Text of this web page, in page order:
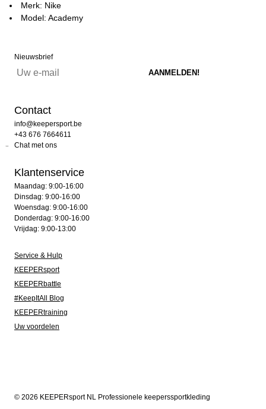
Merk: Nike
Model: Academy
Nieuwsbrief
Contact
info@keepersport.be
+43 676 7664611
Chat met ons
Klantenservice
Maandag: 9:00-16:00
Dinsdag: 9:00-16:00
Woensdag: 9:00-16:00
Donderdag: 9:00-16:00
Vrijdag: 9:00-13:00
Service & Hulp
KEEPERsport
KEEPERbattle
#KeepItAll Blog
KEEPERtraining
Uw voordelen
© 2026 KEEPERsport NL Professionele keeperssportkleding